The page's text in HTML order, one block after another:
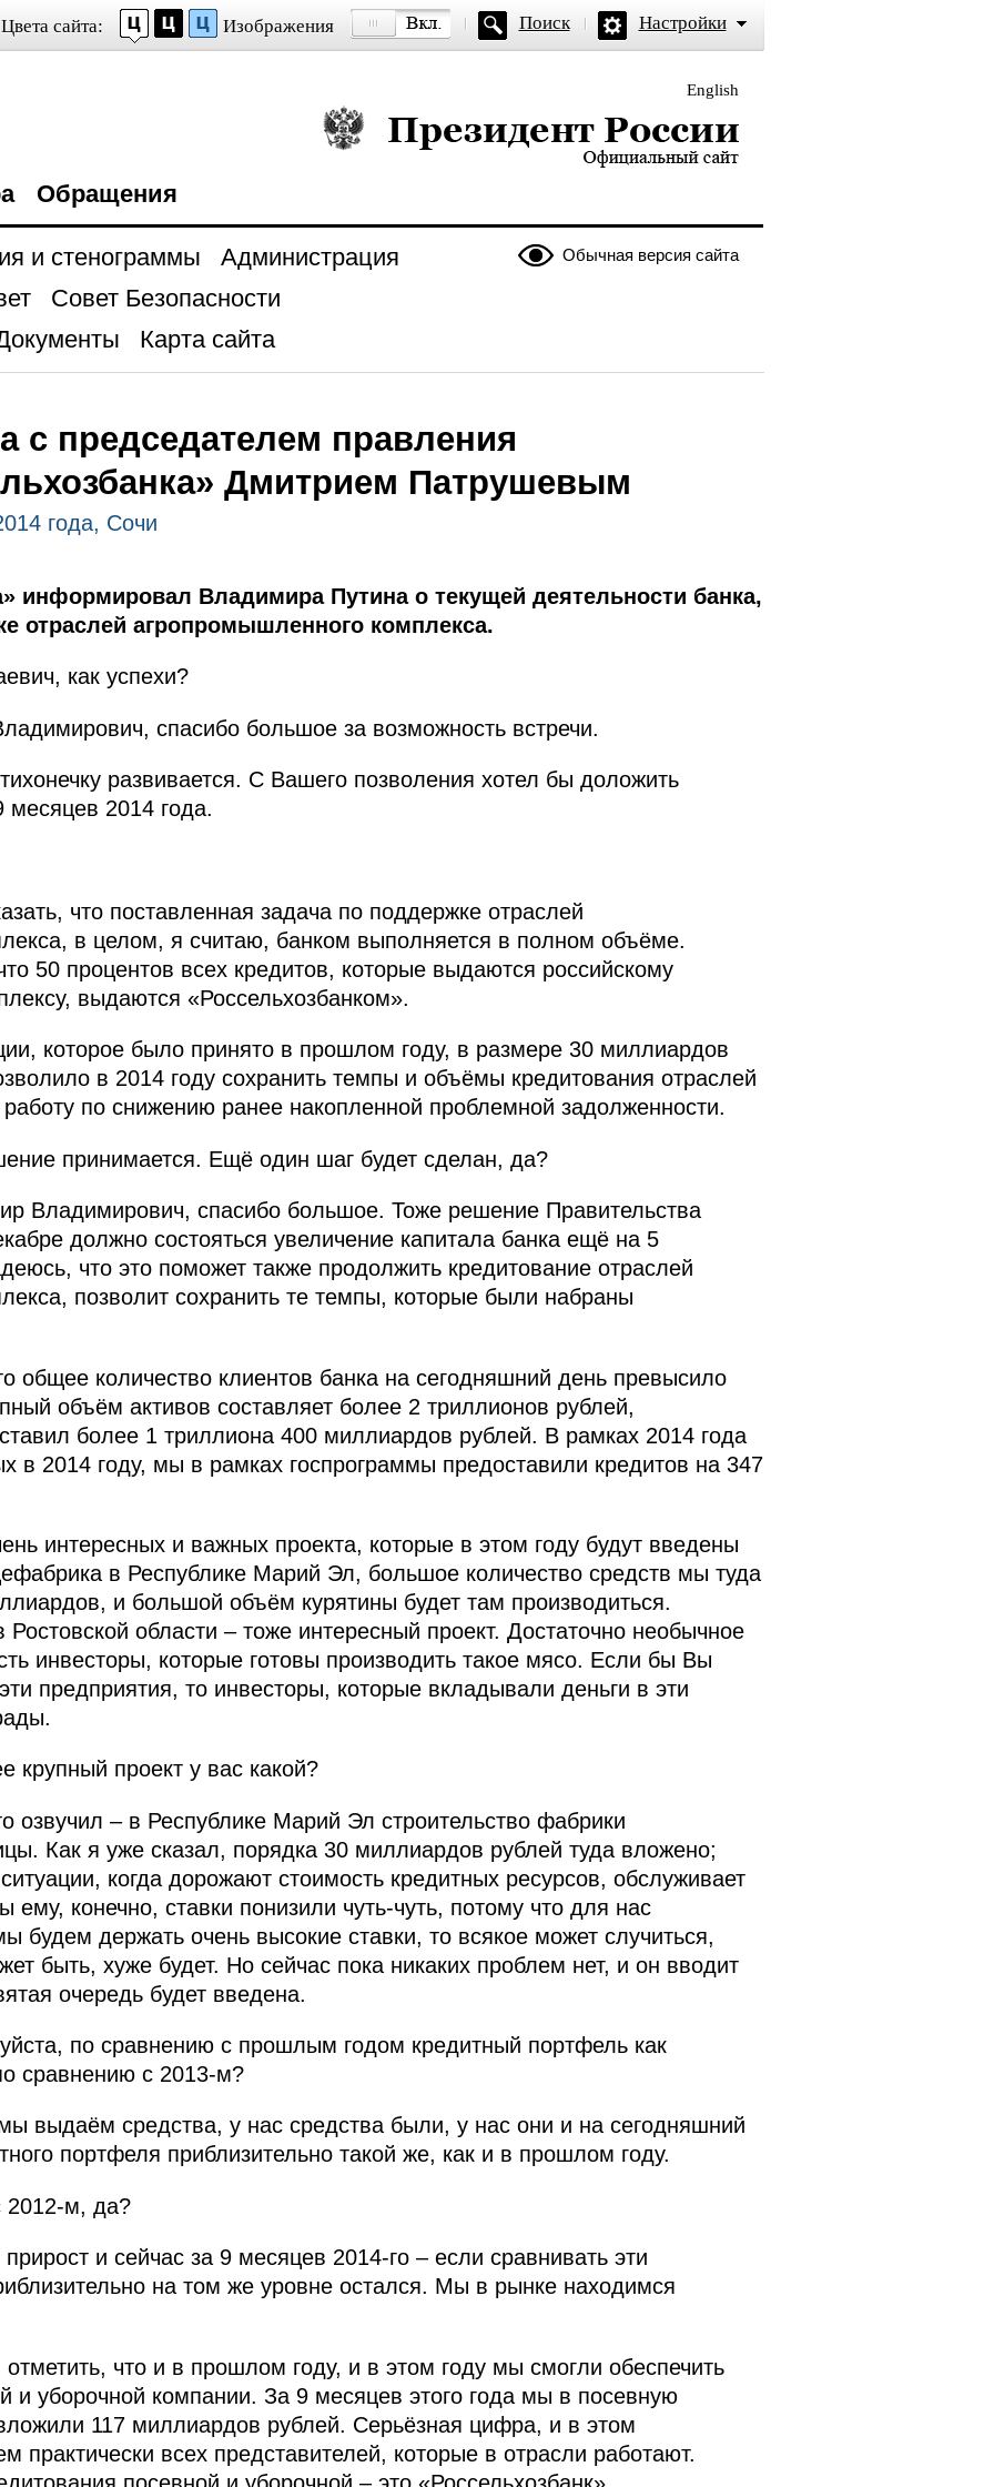
Цвета сайта: Изображения Поиск Настройки
English
Президент России — официальный сайт
Обращения
Обычная версия сайта
и стенограммы
Администрация
Совет Безопасности
Карта сайта
с председателем правления
Дмитрием Патрушевым
года, Сочи
информировал Владимира Путина о текущей деятельности банка,
отраслей агропромышленного комплекса.
как успехи?
спасибо большое за возможность встречи.
развивается. С Вашего позволения хотел бы доложить
месяцев 2014 года.
что поставленная задача по поддержке отраслей
в целом, я считаю, банком выполняется в полном объёме.
50 процентов всех кредитов, которые выдаются российскому
выдаются «Россельхозбанком».
которое было принято в прошлом году, в размере 30 миллиардов
в 2014 году сохранить темпы и объёмы кредитования отраслей
по снижению ранее накопленной проблемной задолженности.
принимается. Ещё один шаг будет сделан, да?
Владимирович, спасибо большое. Тоже решение Правительства
должно состояться увеличение капитала банка ещё на 5
что это поможет также продолжить кредитование отраслей
позволит сохранить те темпы, которые были набраны
общее количество клиентов банка на сегодняшний день превысило
объём активов составляет более 2 триллионов рублей,
более 1 триллиона 400 миллиардов рублей. В рамках 2014 года
в 2014 году, мы в рамках госпрограммы предоставили кредитов на 347
интересных и важных проекта, которые в этом году будут введены
в Республике Марий Эл, большое количество средств мы туда
и большой объём курятины будет там производиться.
области – тоже интересный проект. Достаточно необычное
инвесторы, которые готовы производить такое мясо. Если бы Вы
предприятия, то инвесторы, которые вкладывали деньги в эти
крупный проект у вас какой?
озвучил – в Республике Марий Эл строительство фабрики
Как я уже сказал, порядка 30 миллиардов рублей туда вложено;
когда дорожают стоимость кредитных ресурсов, обслуживает
конечно, ставки понизили чуть-чуть, потому что для нас
будем держать очень высокие ставки, то всякое может случиться,
быть, хуже будет. Но сейчас пока никаких проблем нет, и он вводит
очередь будет введена.
по сравнению с прошлым годом кредитный портфель как
сравнению с 2013-м?
выдаём средства, у нас средства были, у нас они и на сегодняшний
портфеля приблизительно такой же, как и в прошлом году.
м, да?
и сейчас за 9 месяцев 2014-го – если сравнивать эти
на том же уровне остался. Мы в рынке находимся
что и в прошлом году, и в этом году мы смогли обеспечить
и уборочной компании. За 9 месяцев этого года мы в посевную
117 миллиардов рублей. Серьёзная цифра, и в этом
практически всех представителей, которые в отрасли работают.